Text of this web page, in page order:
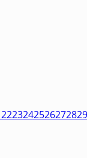
2223242526272829